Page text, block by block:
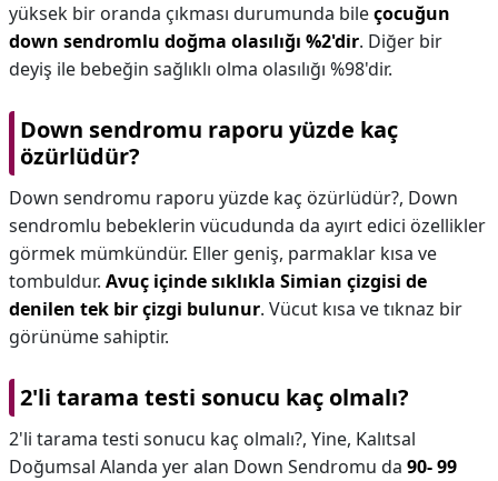
yüksek bir oranda çıkması durumunda bileçocuğun
down sendromlu doğma olasılığı %2'dir. Diğer bir
deyiş ile bebeğin sağlıklı olma olasılığı %98'dir.
Down sendromu raporu yüzde kaç
özürlüdür?
Down sendromu raporu yüzde kaç özürlüdür?, Down
sendromlu bebeklerin vücudunda da ayırt edici özellikler
görmek mümkündür. Eller geniş, parmaklar kısa ve
tombuldur. Avuç içinde sıklıkla Simian çizgisi de
denilen tek bir çizgi bulunur. Vücut kısa ve tıknaz bir
görünüme sahiptir.
2'li tarama testi sonucu kaç olmalı?
2'li tarama testi sonucu kaç olmalı?, Yine, Kalıtsal
Doğumsal Alanda yer alan Down Sendromu da 90- 99